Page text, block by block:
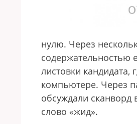
нулю. Через
содержательностью
листовки
компьютере. Через
обсуждали сканворд
слово «жид».